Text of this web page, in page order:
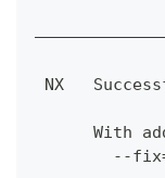
NX
With
--